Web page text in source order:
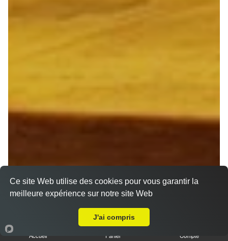
Accueil Panier Compte
Ce site Web utilise des cookies pour vous garantir la
meilleure expérience sur notre site Web
J'ai compris